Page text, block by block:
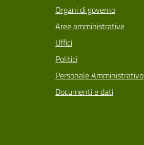
Organi di governo
Aree amministrative
Uffici
Politici
Personale Amministrativo
Documenti e dati